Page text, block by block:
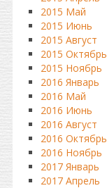
2015 Май
2015 Июнь
2015 Август
2015 Октябрь
2015 Ноябрь
2016 Январь
2016 Май
2016 Июнь
2016 Август
2016 Октябрь
2016 Ноябрь
2017 Январь
2017 Апрель